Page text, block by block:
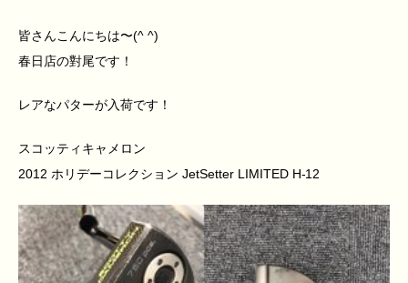
皆さんこんにちは〜(^ ^)
春日店の對尾です！
レアなパターが入荷です！
スコッティキャメロン
2012 ホリデーコレクション JetSetter LIMITED H-12